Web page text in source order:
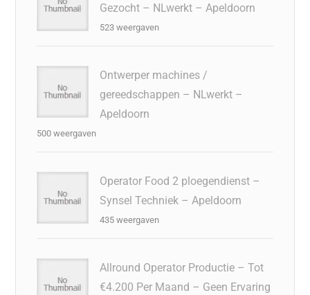
Gezocht – NLwerkt – Apeldoorn
523 weergaven
Ontwerper machines /
gereedschappen – NLwerkt –
Apeldoorn
500 weergaven
Operator Food 2 ploegendienst –
Synsel Techniek – Apeldoorn
435 weergaven
Allround Operator Productie – Tot
€4.200 Per Maand – Geen Ervaring